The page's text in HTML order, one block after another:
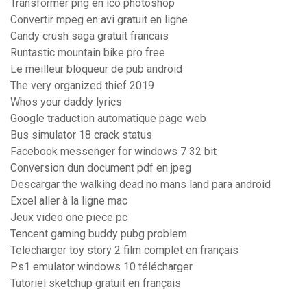
Transformer png en ico photoshop
Convertir mpeg en avi gratuit en ligne
Candy crush saga gratuit francais
Runtastic mountain bike pro free
Le meilleur bloqueur de pub android
The very organized thief 2019
Whos your daddy lyrics
Google traduction automatique page web
Bus simulator 18 crack status
Facebook messenger for windows 7 32 bit
Conversion dun document pdf en jpeg
Descargar the walking dead no mans land para android
Excel aller à la ligne mac
Jeux video one piece pc
Tencent gaming buddy pubg problem
Telecharger toy story 2 film complet en français
Ps1 emulator windows 10 télécharger
Tutoriel sketchup gratuit en français